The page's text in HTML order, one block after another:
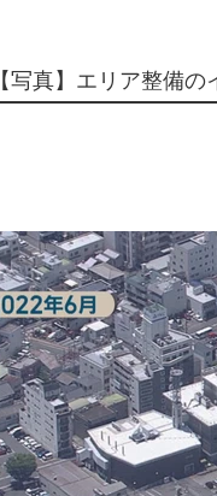
【写真】エリア整備